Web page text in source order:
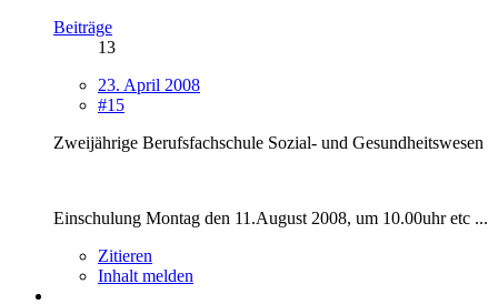
Beiträge
13
23. April 2008
#15
Zweijährige Berufsfachschule Sozial- und Gesundheitswesen
Einschulung Montag den 11.August 2008, um 10.00uhr etc ...
Zitieren
Inhalt melden